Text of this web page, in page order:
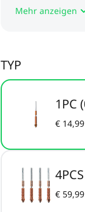
Mehr anzeigen
TYP
1PC
€ 14,99
€ 59,99